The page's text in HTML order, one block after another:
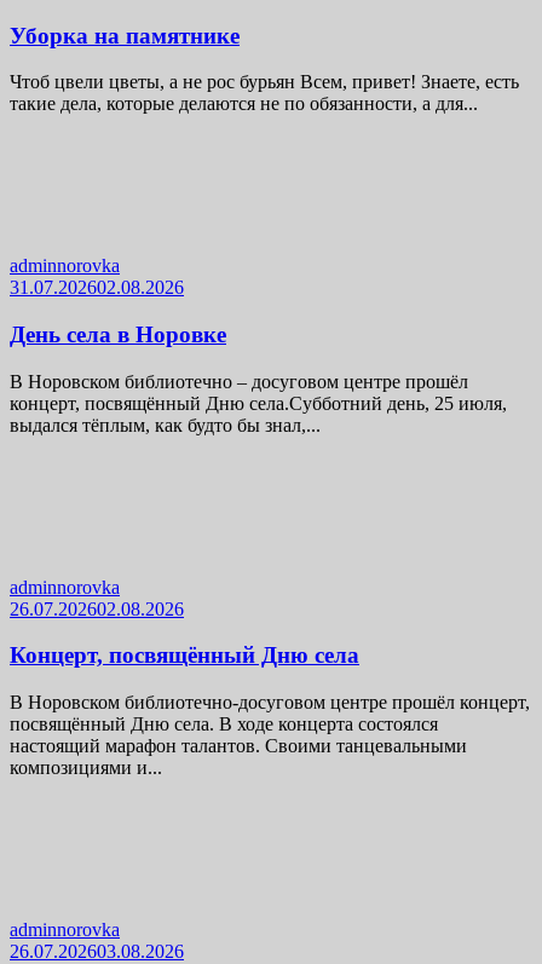
Уборка на памятнике
Чтоб цвели цветы, а не рос бурьян Всем, привет! Знаете, есть
такие дела, которые делаются не по обязанности, а для...
adminnorovka
31.07.202602.08.2026
День села в Норовке
В Норовском библиотечно – досуговом центре прошёл
концерт, посвящённый Дню села.Субботний день, 25 июля,
выдался тёплым, как будто бы знал,...
adminnorovka
26.07.202602.08.2026
Концерт, посвящённый Дню села
В Норовском библиотечно-досуговом центре прошёл концерт,
посвящённый Дню села. В ходе концерта состоялся
настоящий марафон талантов. Своими танцевальными
композициями и...
adminnorovka
26.07.202603.08.2026